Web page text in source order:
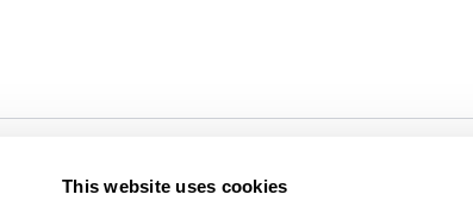
This website uses cookies
side.™